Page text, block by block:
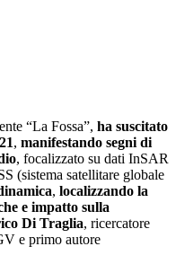
“La Fossa”, ha suscitato
, manifestando segni di
, focalizzato su dati InSAR
(sistema satellitare globale
, localizzando la
e impatto sulla
Di Traglia, ricercatore
e primo autore